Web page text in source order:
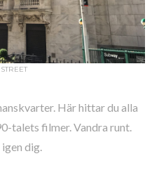
Här hittar du alla
talets filmer. Vandra runt.
dig.